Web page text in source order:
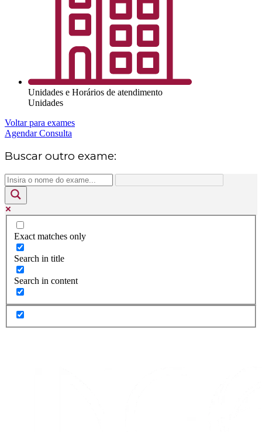
Unidades e Horários de atendimento
Unidades
Voltar para exames
Agendar Consulta
Buscar outro exame:
Exact matches only
Search in title
Search in content